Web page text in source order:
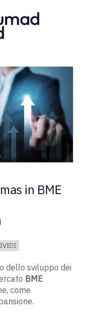
in BME
dello sviluppo dei
BME
come